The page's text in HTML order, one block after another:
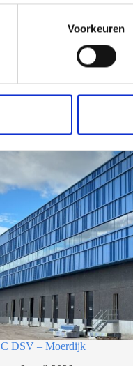
Voorkeuren
DSV – Moerdijk